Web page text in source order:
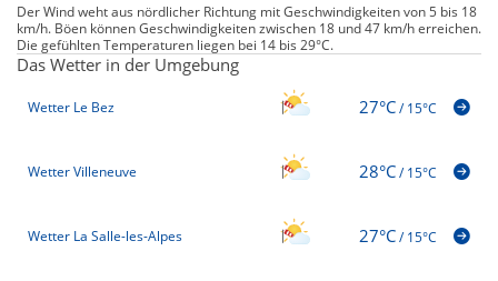
Der Wind weht aus nördlicher Richtung mit Geschwindigkeiten von 5 bis 18
km/h. Böen können Geschwindigkeiten zwischen 18 und 47 km/h erreichen.
Die gefühlten Temperaturen liegen bei 14 bis 29°C.
Das Wetter in der Umgebung
Wetter Le Bez 27°C/15°C
Wetter Villeneuve 28°C/15°C
Wetter La Salle-les-Alpes 27°C/15°C